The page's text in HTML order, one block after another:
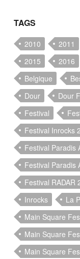
TAGS
2010 2011
2015
2016
Belgique
Dour
Dour
Festival
Festival Inrocks
Festival Paradis
Festival Paradis
Festival RADAR
Inrocks
La
Main Square
Main Square
Main Square